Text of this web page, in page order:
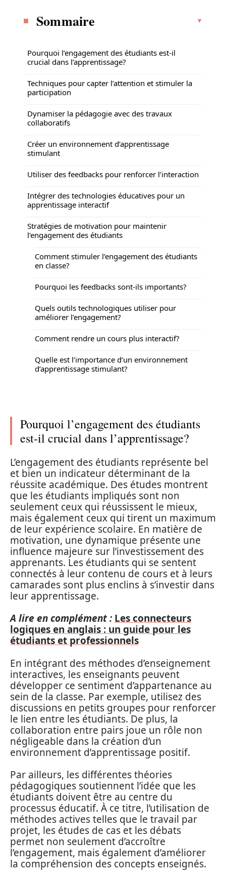
Sommaire
Pourquoi l’engagement des étudiants est-il
crucial dans l’apprentissage?
Techniques pour capter l’attention et stimuler la
participation
Dynamiser la pédagogie avec des travaux
collaboratifs
Créer un environnement d’apprentissage
stimulant
Utiliser des feedbacks pour renforcer l’interaction
Intégrer des technologies éducatives pour un
apprentissage interactif
Stratégies de motivation pour maintenir
l’engagement des étudiants
Comment stimuler l’engagement des étudiants
en classe?
Pourquoi les feedbacks sont-ils importants?
Quels outils technologiques utiliser pour
améliorer l’engagement?
Comment rendre un cours plus interactif?
Quelle est l’importance d’un environnement
d’apprentissage stimulant?
Pourquoi l’engagement des étudiants
est-il crucial dans l’apprentissage?
L’engagement des étudiants représente bel
et bien un indicateur déterminant de la
réussite académique. Des études montrent
que les étudiants impliqués sont non
seulement ceux qui réussissent le mieux,
mais également ceux qui tirent un maximum
de leur expérience scolaire. En matière de
motivation, une dynamique présente une
influence majeure sur l’investissement des
apprenants. Les étudiants qui se sentent
connectés à leur contenu de cours et à leurs
camarades sont plus enclins à s’investir dans
leur apprentissage.
A lire en complément : Les connecteurs
logiques en anglais : un guide pour les
étudiants et professionnels
En intégrant des méthodes d’enseignement
interactives, les enseignants peuvent
développer ce sentiment d’appartenance au
sein de la classe. Par exemple, utilisez des
discussions en petits groupes pour renforcer
le lien entre les étudiants. De plus, la
collaboration entre pairs joue un rôle non
négligeable dans la création d’un
environnement d’apprentissage positif.
Par ailleurs, les différentes théories
pédagogiques soutiennent l’idée que les
étudiants doivent être au centre du
processus éducatif. À ce titre, l’utilisation de
méthodes actives telles que le travail par
projet, les études de cas et les débats
permet non seulement d’accroître
l’engagement, mais également d’améliorer
la compréhension des concepts enseignés.